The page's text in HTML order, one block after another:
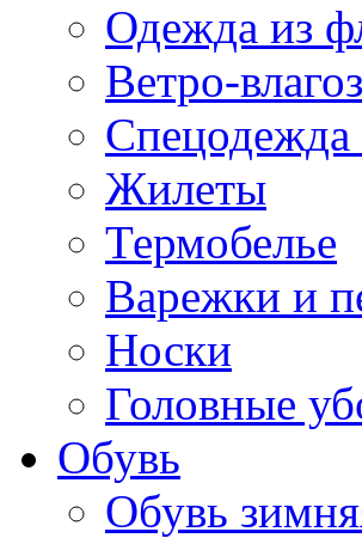
Одежда из
Ветро-
Спецодежда
Жилеты
Термобелье
Варежки и
Носки
Головные
Обувь
Обувь